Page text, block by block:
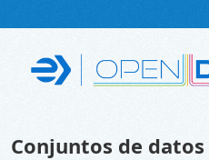
Conjuntos de datos